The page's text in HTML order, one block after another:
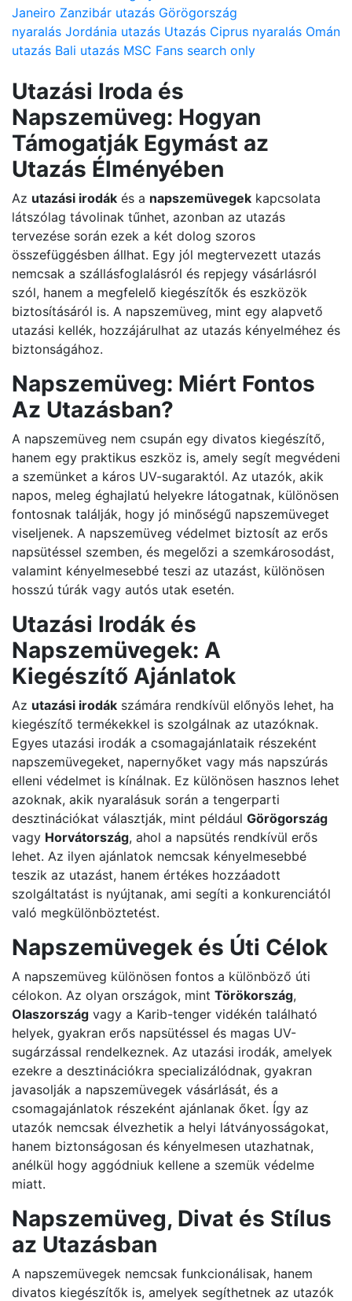
Janeiro Zanzibár utazás Görögország
nyaralás Jordánia utazás Utazás Ciprus nyaralás Omán
utazás Bali utazás MSC Fans search only
Utazási Iroda és
Napszemüveg: Hogyan
Támogatják Egymást az
Utazás Élményében
Az utazási irodák és a napszemüvegek kapcsolata
látszólag távolinak tűnhet, azonban az utazás
tervezése során ezek a két dolog szoros
összefüggésben állhat. Egy jól megtervezett utazás
nemcsak a szállásfoglalásról és repjegy vásárlásról
szól, hanem a megfelelő kiegészítők és eszközök
biztosításáról is. A napszemüveg, mint egy alapvető
utazási kellék, hozzájárulhat az utazás kényelméhez és
biztonságához.
Napszemüveg: Miért Fontos
Az Utazásban?
A napszemüveg nem csupán egy divatos kiegészítő,
hanem egy praktikus eszköz is, amely segít megvédeni
a szemünket a káros UV-sugaraktól. Az utazók, akik
napos, meleg éghajlatú helyekre látogatnak, különösen
fontosnak találják, hogy jó minőségű napszemüveget
viseljenek. A napszemüveg védelmet biztosít az erős
napsütéssel szemben, és megelőzi a szemkárosodást,
valamint kényelmesebbé teszi az utazást, különösen
hosszú túrák vagy autós utak esetén.
Utazási Irodák és
Napszemüvegek: A
Kiegészítő Ajánlatok
Az utazási irodák számára rendkívül előnyös lehet, ha
kiegészítő termékekkel is szolgálnak az utazóknak.
Egyes utazási irodák a csomagajánlataik részeként
napszemüvegeket, napernyőket vagy más napszúrás
elleni védelmet is kínálnak. Ez különösen hasznos lehet
azoknak, akik nyaralásuk során a tengerparti
desztinációkat választják, mint például Görögország
vagy Horvátország, ahol a napsütés rendkívül erős
lehet. Az ilyen ajánlatok nemcsak kényelmesebbé
teszik az utazást, hanem értékes hozzáadott
szolgáltatást is nyújtanak, ami segíti a konkurenciától
való megkülönböztetést.
Napszemüvegek és Úti Célok
A napszemüveg különösen fontos a különböző úti
célokon. Az olyan országok, mint Törökország,
Olaszország vagy a Karib-tenger vidékén található
helyek, gyakran erős napsütéssel és magas UV-
sugárzással rendelkeznek. Az utazási irodák, amelyek
ezekre a desztinációkra specializálódnak, gyakran
javasolják a napszemüvegek vásárlását, és a
csomagajánlatok részeként ajánlanak őket. Így az
utazók nemcsak élvezhetik a helyi látványosságokat,
hanem biztonságosan és kényelmesen utazhatnak,
anélkül hogy aggódniuk kellene a szemük védelme
miatt.
Napszemüveg, Divat és Stílus
az Utazásban
A napszemüvegek nemcsak funkcionálisak, hanem
divatos kiegészítők is, amelyek segíthetnek az utazók